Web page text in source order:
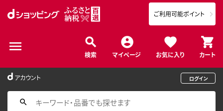
検索 マイページ お気に入り カート
ご利用可能ポイント
アカウント ログイン